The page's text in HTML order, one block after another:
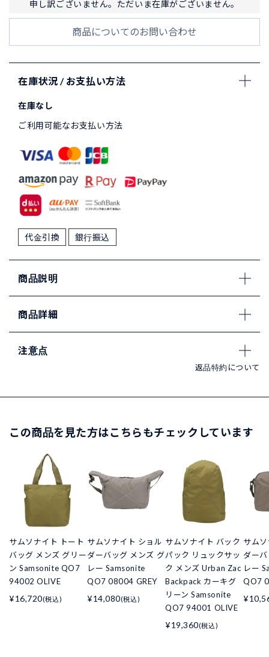
申し訳ございません。ただいま在庫がございません。
商品についてのお問い合わせ
在庫状況 / お支払い方法
在庫なし
ご利用可能なお支払い方法
代金引換 銀行振込
商品説明
商品詳細
注意点
返品特約について
この商品を見た方はこちらもチェックしています
サムソナイト トート
バッグ メンズ グリー
ン Samsonite QO7
94002 OLIVE
¥16,720(税込)
サムソナイト ショル
ダーバッグ メンズ グ
レー Samsonite
QO7 08004 GREY
¥14,080(税込)
サムソナイト バック
パック リュックサッ
ク メンズ Urban Zac
Backpack カーキグ
リーン Samsonite
QO7 94001 OLIVE
¥19,360(税込)
サム
ダー
レー
QO7